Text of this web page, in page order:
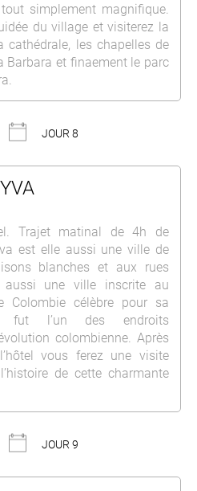
simplement magnifique.
du village et visiterez la
cathédrale, les chapelles de
Barbara et finaement le parc
JOUR 8
Trajet matinal de 4h de
est elle aussi une ville de
blanches et aux rues
aussi une ville inscrite au
Colombie célèbre pour sa
fut l’un des endroits
colombienne. Après
vous ferez une visite
de cette charmante
JOUR 9